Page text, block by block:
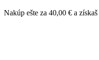
Nakúp ešte za 40,00 € a získaš